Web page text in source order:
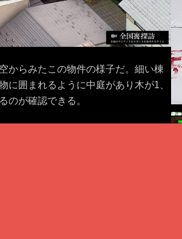
からみたこの物件の様子だ。細い棟
に囲まれるように中庭があり木が1、
のが確認できる。